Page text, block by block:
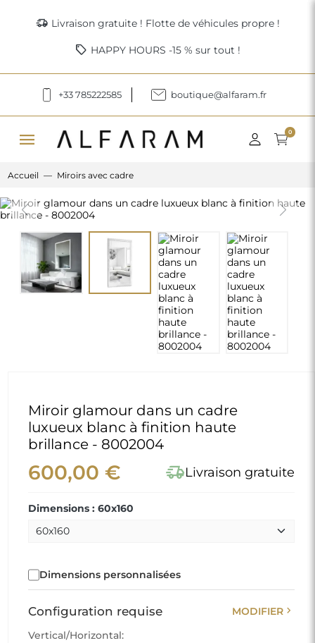
delivery_truck_speed Livraison gratuite ! Flotte de véhicules propre !
sell HAPPY HOURS -15 % sur tout !
+33 785222585 boutique@alfaram.fr
menu 0
Accueil Miroirs avec cadre
Previous Next
Miroir glamour dans un cadre
luxueux blanc à finition haute
brillance - 8002004
600,00 € delivery_truck_speedLivraison gratuite
Dimensions : 60x160
Dimensions personnalisées
Configuration requise MODIFIER chevron_right
Vertical/Horizontal: